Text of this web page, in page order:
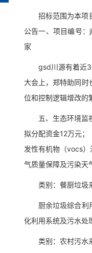
招标范围为本项目
公告一、项目编号
家
gsd川源有着近30
大会上，郑特助同时
位和控制逻辑增改的
五、生态环境监视
拟分配资金12万元
发性有机物（vocs
气质量保障及污染天
类别：餐厨垃圾来
厨余垃圾综合利用
化利用系统及污水处
类别：农村污水来